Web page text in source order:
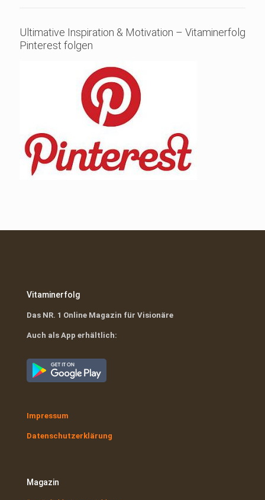
Ultimative Inspiration & Motivation – Vitaminerfolg
Pinterest folgen
Vitaminerfolg
Das NR. 1 Online Magazin für Visionäre
Auch als App erhältlich:
Impressum
Datenschutzerklärung
Magazin